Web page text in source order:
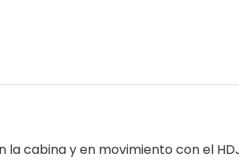
la cabina y en movimiento con el